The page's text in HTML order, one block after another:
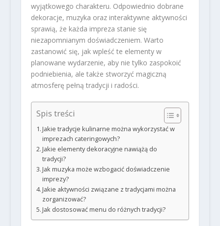
wyjątkowego charakteru. Odpowiednio dobrane
dekoracje, muzyka oraz interaktywne aktywności
sprawią, że każda impreza stanie się
niezapomnianym doświadczeniem. Warto
zastanowić się, jak wpleść te elementy w
planowane wydarzenie, aby nie tylko zaspokoić
podniebienia, ale także stworzyć magiczną
atmosferę pełną tradycji i radości.
Spis treści
Jakie tradycje kulinarne można wykorzystać w
imprezach cateringowych?
Jakie elementy dekoracyjne nawiążą do
tradycji?
Jak muzyka może wzbogacić doświadczenie
imprezy?
Jakie aktywności związane z tradycjami można
zorganizować?
Jak dostosować menu do różnych tradycji?